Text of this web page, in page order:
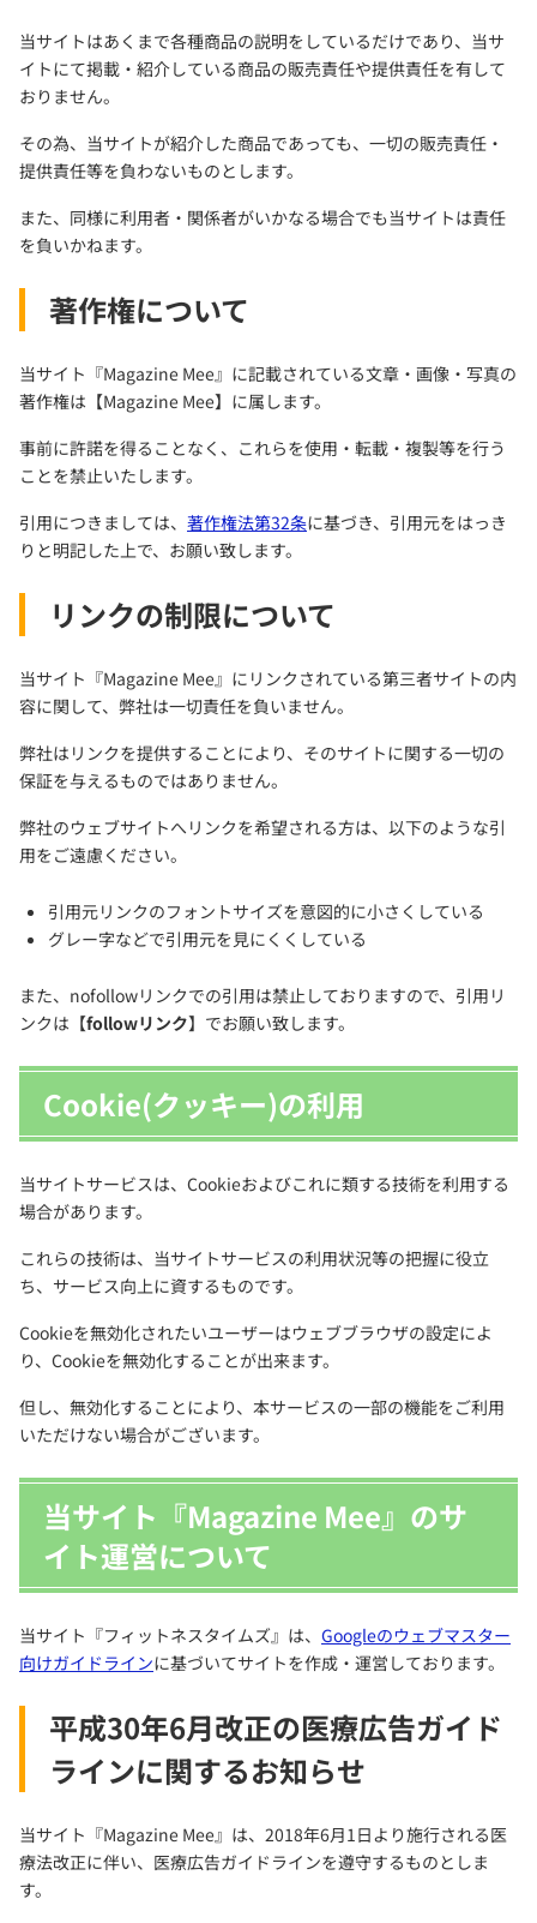
当サイトはあくまで各種商品の説明をしているだけであり、当サ
イトにて掲載・紹介している商品の販売責任や提供責任を有して
おりません。
その為、当サイトが紹介した商品であっても、一切の販売責任・
提供責任等を負わないものとします。
また、同様に利用者・関係者がいかなる場合でも当サイトは責任
を負いかねます。
著作権について
当サイト『Magazine Mee』に記載されている文章・画像・写真の
著作権は【Magazine Mee】に属します。
事前に許諾を得ることなく、これらを使用・転載・複製等を行う
ことを禁止いたします。
引用につきましては、 著作権法第32条に基づき、引用元をはっき
りと明記した上で、お願い致します。
リンクの制限について
当サイト『Magazine Mee』にリンクされている第三者サイトの内
容に関して、弊社は一切責任を負いません。
弊社はリンクを提供することにより、そのサイトに関する一切の
保証を与えるものではありません。
弊社のウェブサイトへリンクを希望される方は、以下のような引
用をご遠慮ください。
引用元リンクのフォントサイズを意図的に小さくしている
グレー字などで引用元を見にくくしている
また、nofollowリンクでの引用は禁止しておりますので、引用リ
ンクは【followリンク】でお願い致します。
Cookie(クッキー)の利用
当サイトサービスは、Cookieおよびこれに類する技術を利用する
場合があります。
これらの技術は、当サイトサービスの利用状況等の把握に役立
ち、サービス向上に資するものです。
Cookieを無効化されたいユーザーはウェブブラウザの設定によ
り、Cookieを無効化することが出来ます。
但し、無効化することにより、本サービスの一部の機能をご利用
いただけない場合がございます。
当サイト『Magazine Mee』のサ
イト運営について
当サイト『フィットネスタイムズ』は、 Googleのウェブマスター
向けガイドラインに基づいてサイトを作成・運営しております。
平成30年6月改正の医療広告ガイド
ラインに関するお知らせ
当サイト『Magazine Mee』は、2018年6月1日より施行される医
療法改正に伴い、医療広告ガイドラインを遵守するものとしま
す。